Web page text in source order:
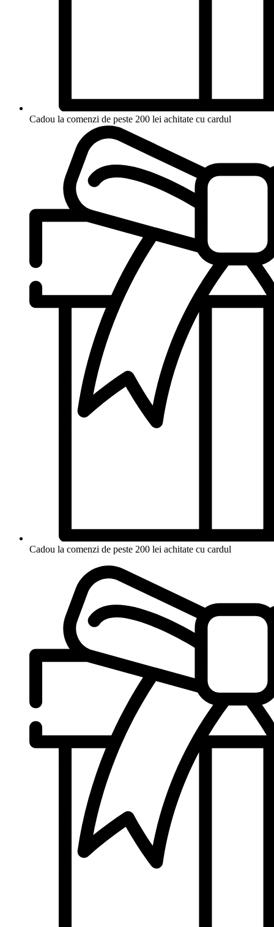
Cadou la comenzi de peste 200 lei achitate cu cardul
Cadou la comenzi de peste 200 lei achitate cu cardul